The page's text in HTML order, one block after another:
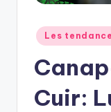
Posted
in
Les
Cuir: